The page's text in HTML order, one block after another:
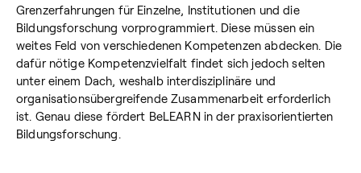
Grenzerfahrungen für Einzelne, Institutionen und die
Bildungsforschung vorprogrammiert. Diese müssen ein
weites Feld von verschiedenen Kompetenzen abdecken. Die
dafür nötige Kompetenzvielfalt findet sich jedoch selten
unter einem Dach, weshalb interdisziplinäre und
organisationsübergreifende Zusammenarbeit erforderlich
ist. Genau diese fördert BeLEARN in der praxisorientierten
Bildungsforschung.